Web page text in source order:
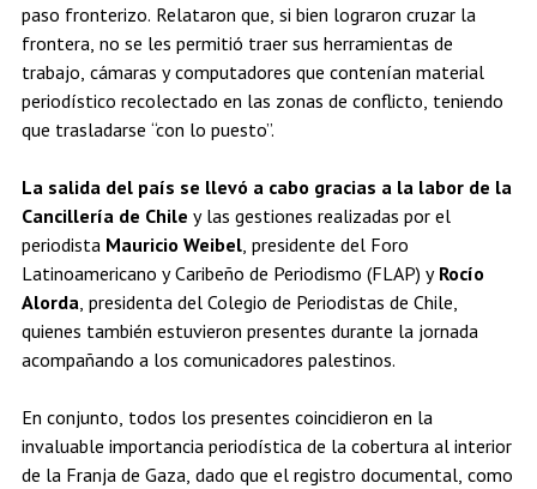
paso fronterizo. Relataron que, si bien lograron cruzar la
frontera, no se les permitió traer sus herramientas de
trabajo, cámaras y computadores que contenían material
periodístico recolectado en las zonas de conflicto, teniendo
que trasladarse “con lo puesto”.
La salida del país se llevó a cabo gracias a la labor de la
Cancillería de Chile y las gestiones realizadas por el
periodista Mauricio Weibel, presidente del Foro
Latinoamericano y Caribeño de Periodismo (FLAP) y Rocío
Alorda, presidenta del Colegio de Periodistas de Chile,
quienes también estuvieron presentes durante la jornada
acompañando a los comunicadores palestinos.
En conjunto, todos los presentes coincidieron en la
invaluable importancia periodística de la cobertura al interior
de la Franja de Gaza, dado que el registro documental, como